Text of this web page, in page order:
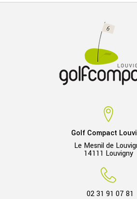
Golf Compact
Le Mesnil de
14111 Louvigny
02 31 91 07 81